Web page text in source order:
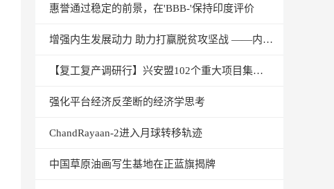
惠誉通过稳定的前景，在'BBB-'保持印度评价
增强内生发展动力 助力打赢脱贫攻坚战 ——内蒙古自治区乌兰察布市商都县扶贫侧记
【复工复产调研行】兴安盟102个重大项目集中开复工
强化平台经济反垄断的经济学思考
ChandRayaan-2进入月球转移轨迹
中国草原油画写生基地在正蓝旗揭牌